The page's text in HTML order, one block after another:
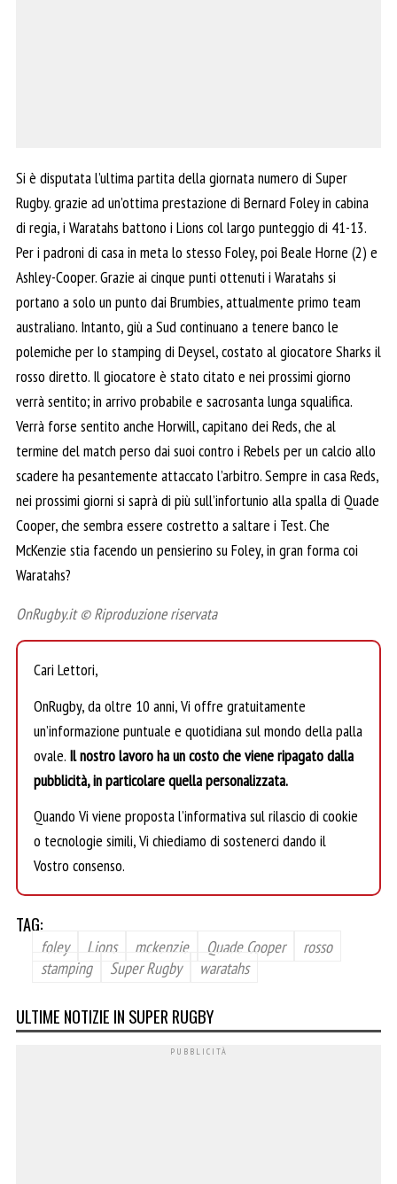
Si è disputata l’ultima partita della giornata numero di Super
Rugby. grazie ad un’ottima prestazione di Bernard Foley in cabina
di regia, i Waratahs battono i Lions col largo punteggio di 41-13.
Per i padroni di casa in meta lo stesso Foley, poi Beale Horne (2) e
Ashley-Cooper. Grazie ai cinque punti ottenuti i Waratahs si
portano a solo un punto dai Brumbies, attualmente primo team
australiano. Intanto, giù a Sud continuano a tenere banco le
polemiche per lo stamping di Deysel, costato al giocatore Sharks il
rosso diretto. Il giocatore è stato citato e nei prossimi giorno
verrà sentito; in arrivo probabile e sacrosanta lunga squalifica.
Verrà forse sentito anche Horwill, capitano dei Reds, che al
termine del match perso dai suoi contro i Rebels per un calcio allo
scadere ha pesantemente attaccato l’arbitro. Sempre in casa Reds,
nei prossimi giorni si saprà di più sull’infortunio alla spalla di Quade
Cooper, che sembra essere costretto a saltare i Test. Che
McKenzie stia facendo un pensierino su Foley, in gran forma coi
Waratahs?
OnRugby.it © Riproduzione riservata
Cari Lettori,
OnRugby, da oltre 10 anni, Vi offre gratuitamente
un’informazione puntuale e quotidiana sul mondo della palla
ovale. Il nostro lavoro ha un costo che viene ripagato dalla
pubblicità, in particolare quella personalizzata.
Quando Vi viene proposta l’informativa sul rilascio di cookie
o tecnologie simili, Vi chiediamo di sostenerci dando il
Vostro consenso.
TAG:
foley Lions mckenzie Quade Cooper
rosso
stamping
Super Rugby waratahs
ULTIME NOTIZIE IN SUPER RUGBY